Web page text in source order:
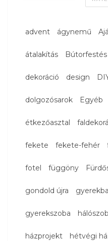
advent ágynemű
átalakítás Bútorfestés
dekoráció design
dolgozósarok Egyéb
étkezőasztal
fekete fekete-fehér
fotel függöny
gondold újra
gyerekszoba
házprojekt hétvégi